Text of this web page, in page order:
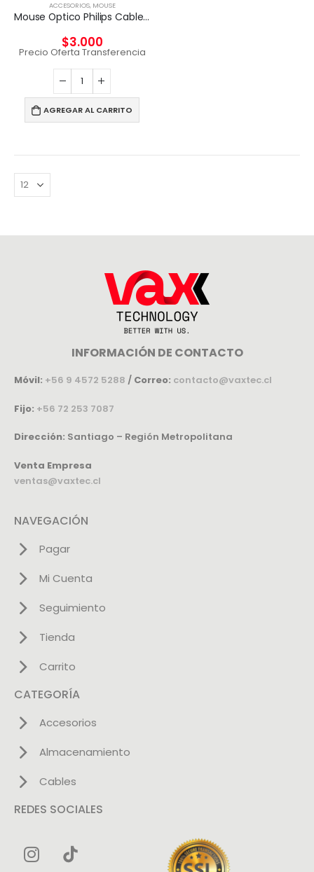
ACCESORIOS, MOUSE
Mouse Optico Philips Cableado SPK7104
$3.000
Precio Oferta Transferencia
AGREGAR AL CARRITO
INFORMACIÓN DE CONTACTO
Móvil: +56 9 4572 5288 / Correo: contacto@vaxtec.cl
Fijo: +56 72 253 7087
Dirección: Santiago – Región Metropolitana
Venta Empresa
ventas@vaxtec.cl
NAVEGACIÓN
Pagar
Mi Cuenta
Seguimiento
Tienda
Carrito
CATEGORÍA
Accesorios
Almacenamiento
Cables
REDES SOCIALES